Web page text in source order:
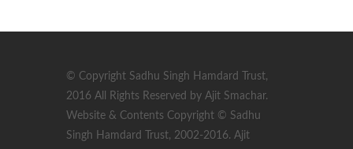
© Copyright Sadhu Singh Hamdard Trust,
2016 All Rights Reserved by Ajit Smachar.
Website & Contents Copyright © Sadhu
Singh Hamdard Trust, 2002-2016. Ajit